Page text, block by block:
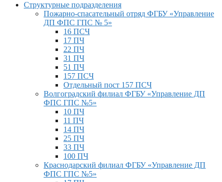
Структурные подразделения
Пожарно-спасательный отряд ФГБУ «Управление
ДП ФПС ГПС № 5»
16 ПСЧ
17 ПЧ
22 ПЧ
31 ПЧ
51 ПЧ
157 ПСЧ
Отдельный пост 157 ПСЧ
Волгоградский филиал ФГБУ «Управление ДП
ФПС ГПС №5»
10 ПЧ
11 ПЧ
14 ПЧ
25 ПЧ
33 ПЧ
100 ПЧ
Краснодарский филиал ФГБУ «Управление ДП
ФПС ГПС №5»